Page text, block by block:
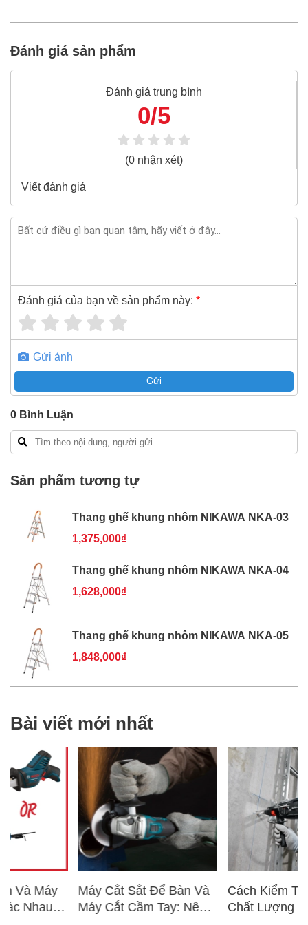
Freeship toàn quốc đơn từ 3 triệu
Nếu bạn cần thêm thông tin của
nhôm NIKAWA NKA-04xin vui lòng liên hệ hotline -
hoặc zalo -0868.603.068
Đánh giá sản phẩm
Đánh giá trung bình
0/5
(0 nhận xét)
Viết đánh giá
Đánh giá của bạn về sản phẩm này: *
Gửi ảnh
Gửi
0 Bình Luận
Sản phẩm tương tự
Thang ghế khung nhôm NIKAWA NKA-03
1,375,000₫
Thang ghế khung nhôm NIKAWA NKA-04
1,628,000₫
Thang ghế khung nhôm NIKAWA NKA-05
1,848,000₫
Bài viết mới nhất
Máy Cắt Sắt Để Bàn Và
Máy Cắt Cầm Tay: Nên
Cách Kiểm Tra Nhanh
Chất Lượng Máy Khoan